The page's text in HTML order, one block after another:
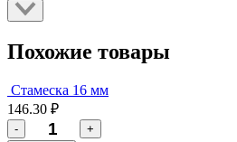
Похожие товары
Стамеска 16 мм
146.30 ₽
-
+